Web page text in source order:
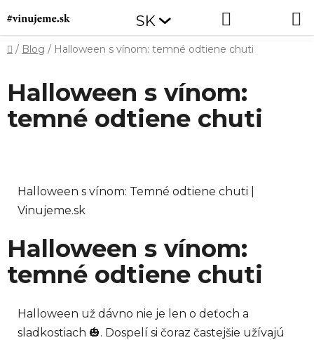
na
obsah
SK
Domov
/ Blog / Halloween s vínom: temné odtiene chuti
Halloween s vínom:
temné odtiene chuti
Halloween s vínom: Temné odtiene chuti |
Vinujeme.sk
Halloween s vínom:
temné odtiene chuti
Halloween už dávno nie je len o deťoch a
sladkostiach 🎃. Dospelí si čoraz častejšie užívajú